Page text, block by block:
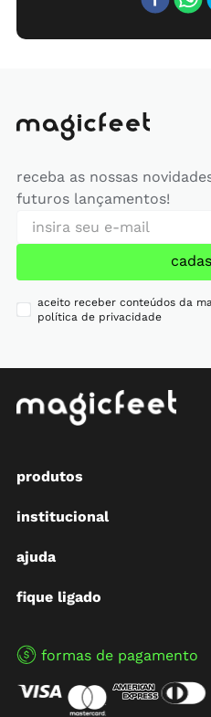
receba as nossas
futuros lançamentos!
aceito receber conteúdos da
política de privacidade
produtos
institucional
ajuda
fique ligado
formas de pagamento